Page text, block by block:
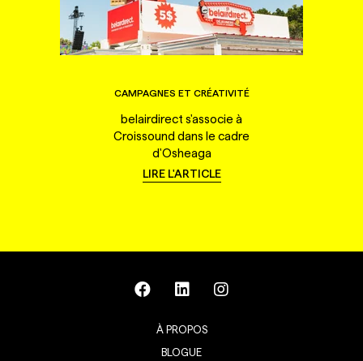
CAMPAGNES ET CRÉATIVITÉ
belairdirect s'associe à
Croissound dans le cadre
d'Osheaga
LIRE L'ARTICLE
À PROPOS
BLOGUE